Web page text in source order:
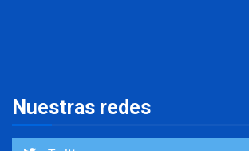
Nuestras redes